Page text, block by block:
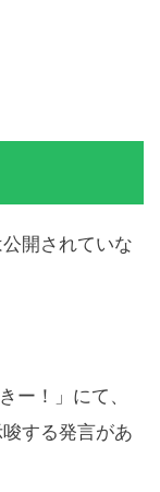
開されていな
ー！」にて、
する発言があ